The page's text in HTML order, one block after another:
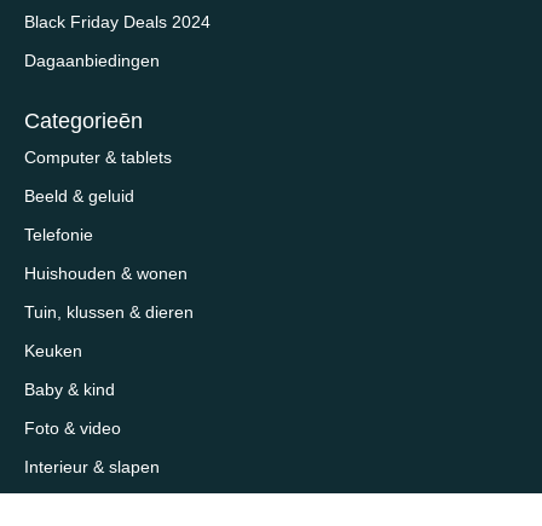
Black Friday Deals 2024
Dagaanbiedingen
Categorieēn
Computer & tablets
Beeld & geluid
Telefonie
Huishouden & wonen
Tuin, klussen & dieren
Keuken
Baby & kind
Foto & video
Interieur & slapen